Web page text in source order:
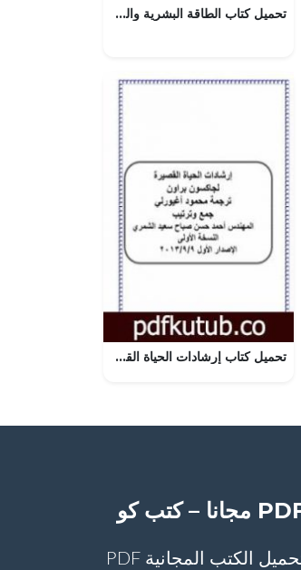
تحميل كتاب الطاقة البشرية والطريق إلى القمة PDF تأليف إبراهيم الفقي مجانا [كامل]
تحميل كتاب إرشادات الحياة القصيرة – نسخة أخرى PDF تأليف إتش جاكسون براون مجانا [كامل]
موقع كتب كو لـ تحميل الكتب المجانية PDF